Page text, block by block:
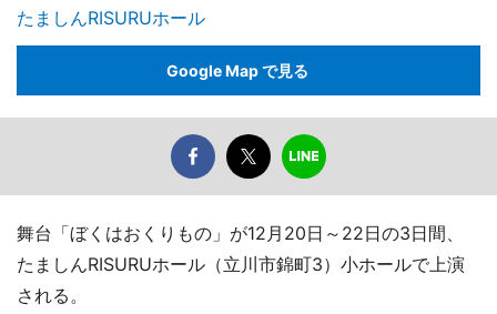
たましんRISURUホール
Google Map で見る
舞台「ぼくはおくりもの」が12月20日～22日の3日間、
たましんRISURUホール（立川市錦町3）小ホールで上演
される。